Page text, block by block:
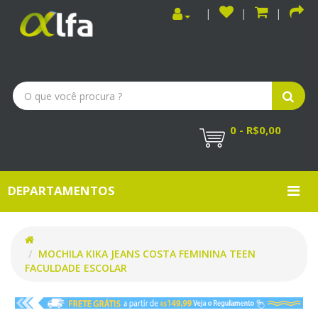
0 - R$0,00
DEPARTAMENTOS
MOCHILA KIKA JEANS COSTA FEMININA TEEN
FACULDADE ESCOLAR